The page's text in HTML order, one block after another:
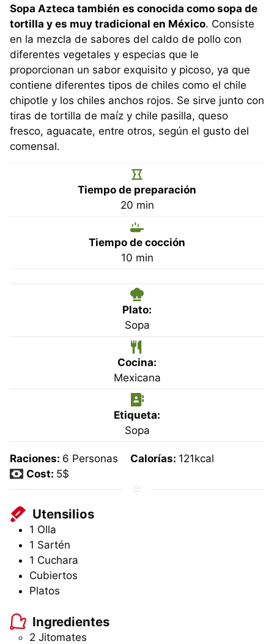
Sopa Azteca también es conocida como sopa de
tortilla y es muy tradicional en México. Consiste
en la mezcla de sabores del caldo de pollo con
diferentes vegetales y especias que le
proporcionan un sabor exquisito y picoso, ya que
contiene diferentes tipos de chiles como el chile
chipotle y los chiles anchos rojos. Se sirve junto con
tiras de tortilla de maíz y chile pasilla, queso
fresco, aguacate, entre otros, según el gusto del
comensal.
Tiempo de preparación
20minutos
min
Tiempo de cocción
10minutos
min
Plato:
Sopa
Cocina:
Mexicana
Etiqueta:
Sopa
Raciones: 6 Personas Calorías: 121kcal
Cost: 5$
Utensilios
1 Olla
1 Sartén
1 Cuchara
Cubiertos
Platos
Ingredientes
2 Jitomates